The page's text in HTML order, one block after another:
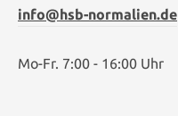
info@hsb-normalien.de
Mo-Fr. 7:00 - 16:00 Uhr